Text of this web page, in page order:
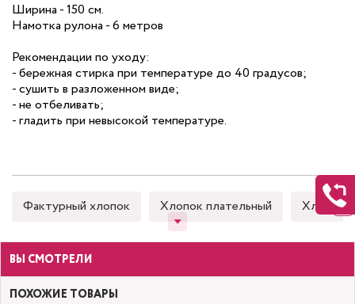
Ширина - 150 см.
Намотка рулона - 6 метров
Рекомендации по уходу:
- бережная стирка при температуре до 40 градусов;
- сушить в разложенном виде;
- не отбеливать;
- гладить при невысокой температуре.
Фактурный хлопок Хлопок плательный Хлопок
ВЫ СМОТРЕЛИ
ПОХОЖИЕ ТОВАРЫ